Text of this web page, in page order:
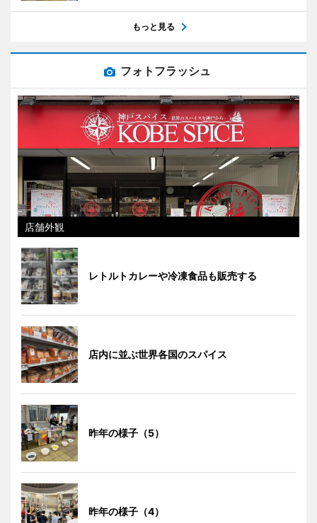
もっと見る
フォトフラッシュ
店舗外観
レトルトカレーや冷凍食品も販売する
店内に並ぶ世界各国のスパイス
昨年の様子（5）
昨年の様子（4）